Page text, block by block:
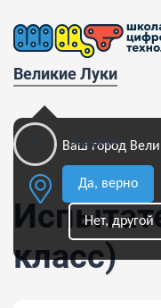
Великие Луки
Ваш город
Да, верно
Нет, другой
Кружки
класс)